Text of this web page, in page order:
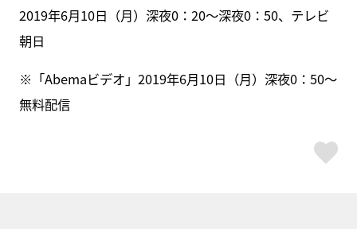
2019年6月10日（月）深夜0：20～深夜0：50、テレビ
朝日
※「Abemaビデオ」2019年6月10日（月）深夜0：50～
無料配信